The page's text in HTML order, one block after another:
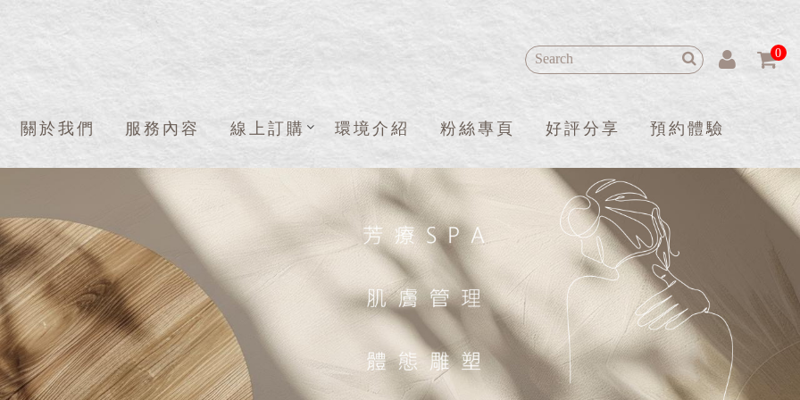
0
關於我們 服務內容 線上訂購 環境介紹 粉絲專頁 好評分享 預約體驗